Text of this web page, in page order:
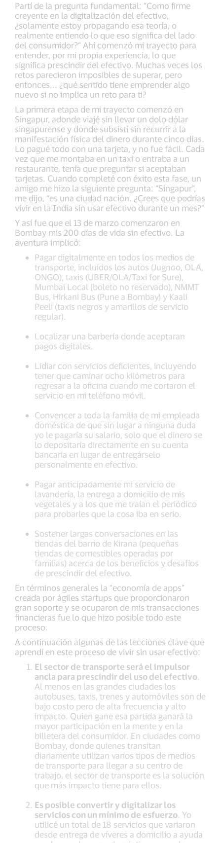
Partí de la pregunta fundamental: “Como firme
creyente en la digitalización del efectivo,
¿solamente estoy propagando esa teoría, o
realmente entiendo lo que eso significa del lado
del consumidor?” Ahí comenzó mi trayecto para
entender, por mi propia experiencia, lo que
significa prescindir del efectivo. Muchas veces los
retos parecieron imposibles de superar, pero
entonces... ¿qué sentido tiene emprender algo
nuevo si no implica un reto para ti?
La primera etapa de mi trayecto comenzó en
Singapur, adonde viajé sin llevar un dolo dólar
singapurense y donde subsistí sin recurrir a la
manifestación física del dinero durante cinco días.
Lo pagué todo con una tarjeta, y no fue fácil. Cada
vez que me montaba en un taxi o entraba a un
restaurante, tenía que preguntar si aceptaban
tarjetas. Cuando completé con éxito esta fase, un
amigo me hizo la siguiente pregunta: “Singapur”,
me dijo, “es una ciudad nación. ¿Crees que podrías
vivir en la India sin usar efectivo durante un mes?”
Y así fue que el 13 de marzo comenzaron en
Bombay mis 200 días de vida sin efectivo. La
aventura implicó:
Pagar digitalmente en todos los medios de
transporte, incluidos los autos (Jugnoo, OLA,
ONGO), taxis (UBER/OLA/Taxi for Sure),
Mumbai Local (boleto no reservado), NMMT
Bus, Hirkani Bus (Pune a Bombay) y Kaali
Peeli (taxis negros y amarillos de servicio
regular).
Localizar una barbería donde aceptaran
pagos digitales.
Lidiar con servicios deficientes, incluyendo
tener que caminar ocho kilómetros para
regresar a la oficina cuando me cortaron el
servicio en mi teléfono móvil.
Convencer a toda la familia de mi empleada
doméstica de que sin lugar a ninguna duda
yo le pagaría su salario, solo que el dinero se
lo depositaría directamente en su cuenta
bancaria en lugar de entregárselo
personalmente en efectivo.
Pagar anticipadamente mi servicio de
lavandería, la entrega a domicilio de mis
vegetales y a los que me traían el periódico
para probarles que la cosa iba en serio.
Sostener largas conversaciones en las
tiendas del barrio de Kirana (pequeñas
tiendas de comestibles operadas por
familias) acerca de los beneficios y desafíos
de prescindir del efectivo.
En términos generales la “economía de apps”
creada por ágiles startups que proporcionaron
gran soporte y se ocuparon de mis transacciones
financieras fue lo que hizo posible todo este
proceso.
A continuación algunas de las lecciones clave que
aprendí en este proceso de vivir sin usar efectivo:
El sector de transporte será el impulsor
ancla para prescindir del uso del efectivo.
Al menos en las grandes ciudades los
autobuses, taxis, trenes y automóviles son de
bajo costo pero de alta frecuencia y alto
impacto. Quien gane esa partida ganará la
mayor participación en la mente y en la
billetera del consumidor. En ciudades como
Bombay, donde quienes transitan
diariamente utilizan varios tipos de medios
de transporte para llegar a su centro de
trabajo, el sector de transporte es la solución
que más impacto tiene para ellos.
Es posible convertir y digitalizar los
servicios con un mínimo de esfuerzo. Yo
utilicé un total de 18 servicios que variaron
desde entrega de víveres a domicilio a ayuda